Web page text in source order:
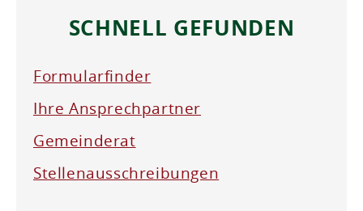
SCHNELL GEFUNDEN
Formularfinder
Ihre Ansprechpartner
Gemeinderat
Stellenausschreibungen